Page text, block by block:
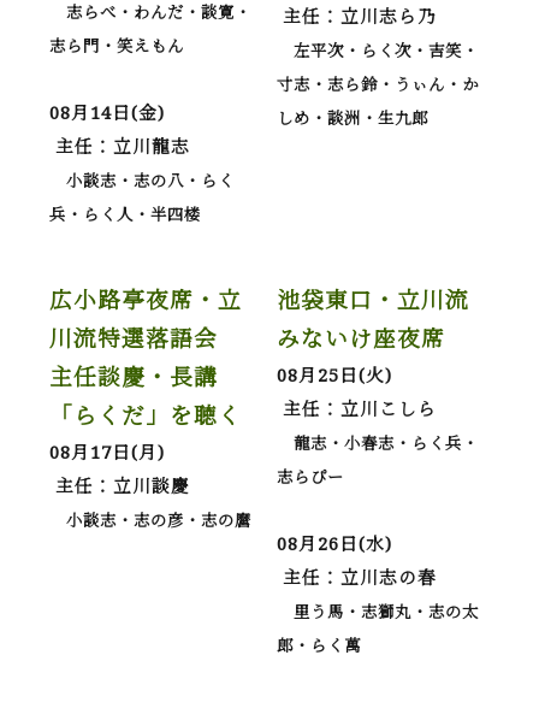
志らべ・わんだ・談寛・
志ら門・笑えもん
08月14日(金)
主任：立川龍志
小談志・志の八・らく
兵・らく人・半四楼
主任：立川志ら乃
左平次・らく次・吉笑・
寸志・志ら鈴・うぃん・か
しめ・談洲・生九郎
広小路亭夜席・立
川流特選落語会
主任談慶・長講
「らくだ」を聴く
08月17日(月)
主任：立川談慶
小談志・志の彦・志の麿
池袋東口・立川流
みないけ座夜席
08月25日(火)
主任：立川こしら
龍志・小春志・らく兵・
志らぴー
08月26日(水)
主任：立川志の春
里う馬・志獅丸・志の太
郎・らく萬